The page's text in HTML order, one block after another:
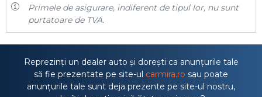
Primele de asigurare, indiferent de tipul lor, nu sunt
purtatoare de TVA.
Reprezinți un dealer auto și dorești ca anunțurile tale
să fie prezentate pe site-ul carmira.ro sau poate
anunțurile tale sunt deja prezente pe site-ul nostru,